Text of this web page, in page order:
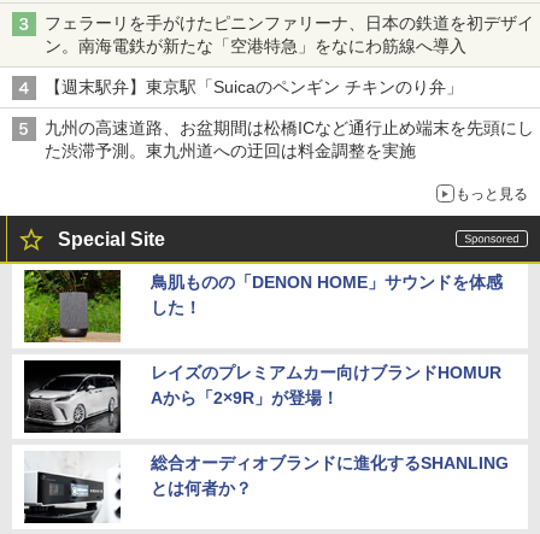
フェラーリを手がけたピニンファリーナ、日本の鉄道を初デザイ
ン。南海電鉄が新たな「空港特急」をなにわ筋線へ導入
【週末駅弁】東京駅「Suicaのペンギン チキンのり弁」
九州の高速道路、お盆期間は松橋ICなど通行止め端末を先頭にし
た渋滞予測。東九州道への迂回は料金調整を実施
もっと見る
Special Site
鳥肌ものの「DENON HOME」サウンドを体感
した！
レイズのプレミアムカー向けブランドHOMUR
Aから「2×9R」が登場！
総合オーディオブランドに進化するSHANLING
とは何者か？